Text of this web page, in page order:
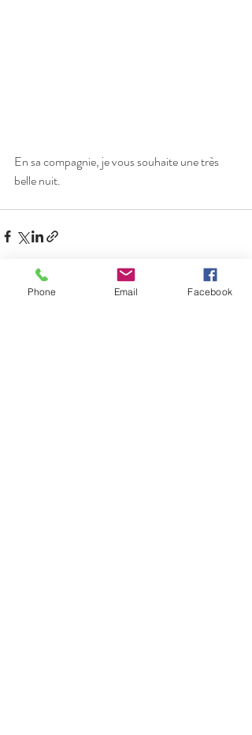
En sa compagnie, je vous souhaite une très
belle nuit.
Phone Email Facebook